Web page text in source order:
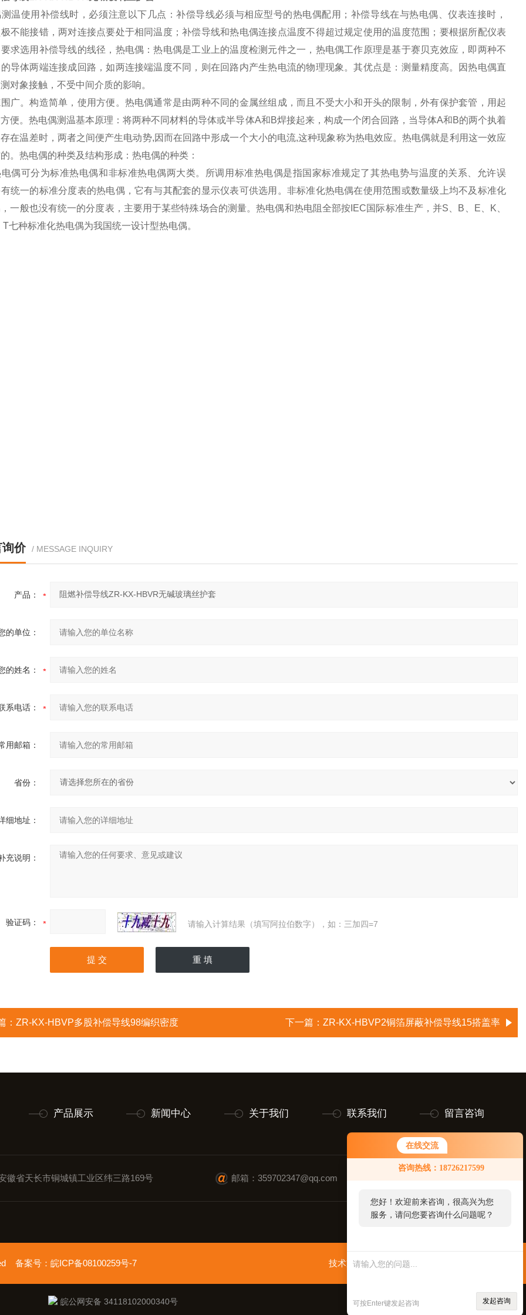
在线交流
咨询热线：18726217599
您好！欢迎前来咨询，很高兴为您
服务，请问您要咨询什么问题呢？
可按Enter键发起咨询 发起咨询
温使用补偿线时，必须注意以下几点：补偿导线必须与相应型号的热电偶配用；补偿导线在与热电偶、仪表连接时，
不能接错，两对连接点要处于相同温度；补偿导线和热电偶连接点温度不得超过规定使用的温度范围；要根据所配仪表
求选用补偿导线的线径，热电偶：热电偶是工业上的温度检测元件之一，热电偶工作原理是基于赛贝克效应，即两种不
导体两端连接成回路，如两连接端温度不同，则在回路内产生热电流的物理现象。其优点是：测量精度高。因热电偶直
对象接触，不受中间介质的影响。
广。构造简单，使用方便。热电偶通常是由两种不同的金属丝组成，而且不受大小和开头的限制，外有保护套管，用起
便。热电偶测温基本原理：将两种不同材料的导体或半导体A和B焊接起来，构成一个闭合回路，当导体A和B的两个执着
在温差时，两者之间便产生电动势,因而在回路中形成一个大小的电流,这种现象称为热电效应。热电偶就是利用这一效应
。热电偶的种类及结构形成：热电偶的种类：
偶可分为标准热电偶和非标准热电偶两大类。所调用标准热电偶是指国家标准规定了其热电势与温度的关系、允许误
统一的标准分度表的热电偶，它有与其配套的显示仪表可供选用。非标准化热电偶在使用范围或数量级上均不及标准化
一般也没有统一的分度表，主要用于某些特殊场合的测量。热电偶和热电阻全部按IEC国际标准生产，并S、B、E、K、
七种标准化热电偶为我国统一设计型热电偶。
价 / MESSAGE INQUIRY
产品：
的单位：
的姓名：
系电话：
用邮箱：
省份：
细地址：
充说明：
验证码： 请输入计算结果（填写阿拉伯数字），如：三加四=7
： ZR-KX-HBVP多股补偿导线98编织密度 下一篇： ZR-KX-HBVP2铜箔屏蔽补偿导线15搭盖率
产品展示 新闻中心 关于我们 联系我们 留言咨询
徽省天长市铜城镇工业区纬三路169号 邮箱：359702347@qq.com
备案号： 皖ICP备08100259号-7 技术支持：智慧城市网
皖公网安备 34118102000340号